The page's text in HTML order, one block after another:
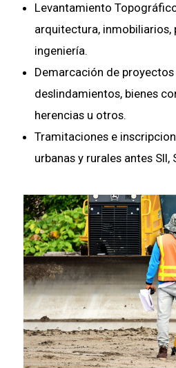
Levantamiento
arquitectura, inmobiliarios,
ingeniería.
Demarcación de
deslindamientos, bienes
herencias u otros.
Tramitaciones e
urbanas y rurales antes SII,